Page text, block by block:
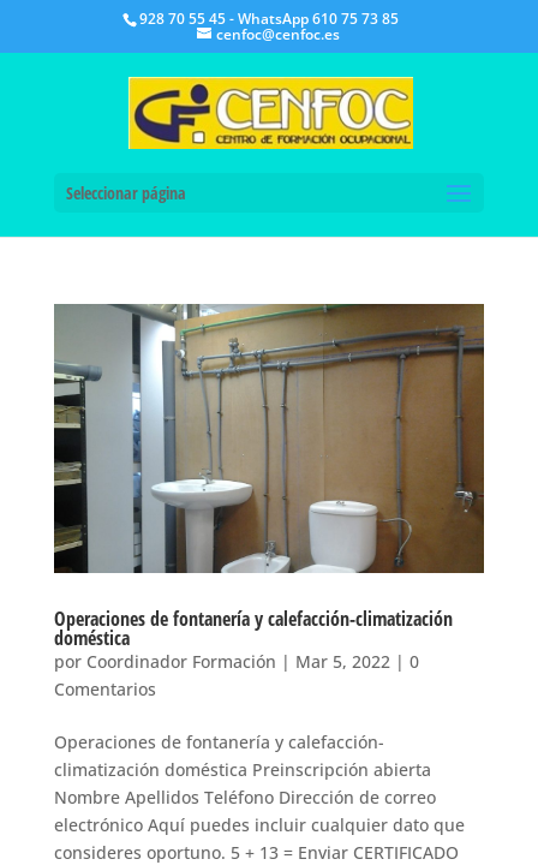
928 70 55 45 - WhatsApp 610 75 73 85
cenfoc@cenfoc.es
Seleccionar página
Operaciones de fontanería y calefacción-climatización
doméstica
por Coordinador Formación | Mar 5, 2022| 0
Comentarios
Operaciones de fontanería y calefacción-
climatización doméstica Preinscripción abierta
Nombre Apellidos Teléfono Dirección de correo
electrónico Aquí puedes incluir cualquier dato que
consideres oportuno. 5 + 13 = Enviar CERTIFICADO